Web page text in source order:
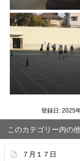
登録日: 2025
このカテゴリー内の
７月１７日